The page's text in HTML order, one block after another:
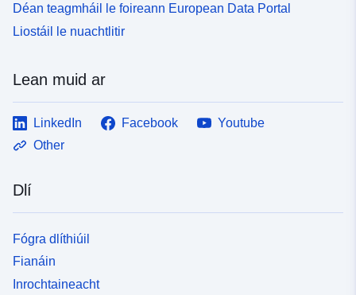
Déan teagmháil le foireann European Data Portal
Liostáil le nuachtlitir
Lean muid ar
LinkedIn Facebook
Youtube
Other
Dlí
Fógra dlíthiúil
Fianáin
Inrochtaineacht